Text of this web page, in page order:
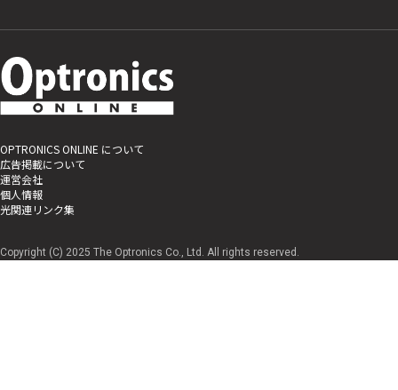
OPTRONICS ONLINE について
広告掲載について
運営会社
個人情報
光関連リンク集
Copyright (C) 2025 The Optronics Co., Ltd. All rights reserved.